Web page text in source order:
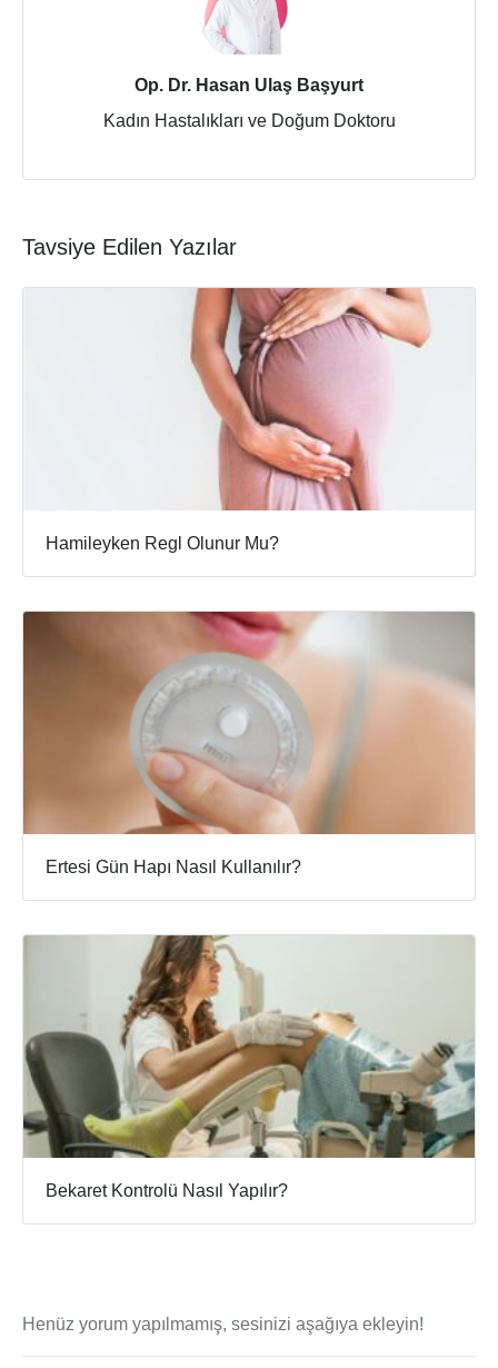
Op. Dr. Hasan Ulaş Başyurt
Kadın Hastalıkları ve Doğum Doktoru
Tavsiye Edilen Yazılar
Hamileyken Regl Olunur Mu?
Ertesi Gün Hapı Nasıl Kullanılır?
Bekaret Kontrolü Nasıl Yapılır?
Henüz yorum yapılmamış, sesinizi aşağıya ekleyin!